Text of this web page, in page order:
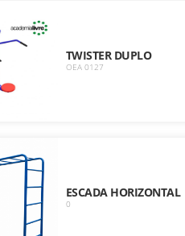
TWISTER DUPLO
OEA 0127
ESCADA HORIZONTAL
0